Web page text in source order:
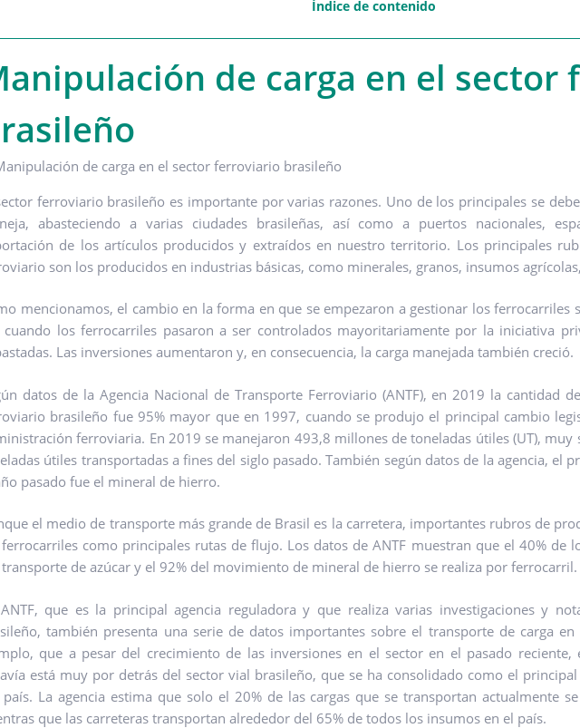
Índice de contenido
de carga en el sector
ferroviario brasileño es importante por varias razones. Uno de los principales se
abasteciendo a varias ciudades brasileñas, así como a puertos nacionales,
de los artículos producidos y extraídos en nuestro territorio. Los principales
son los producidos en industrias básicas, como minerales, granos, insumos
mencionamos, el cambio en la forma en que se empezaron a gestionar los ferrocarriles
cuando los ferrocarriles pasaron a ser controlados mayoritariamente por la iniciativa
Las inversiones aumentaron y, en consecuencia, la carga manejada también creció.
datos de la Agencia Nacional de Transporte Ferroviario (ANTF), en 2019 la cantidad
brasileño fue 95% mayor que en 1997, cuando se produjo el principal cambio
ferroviaria. En 2019 se manejaron 493,8 millones de toneladas útiles (UT),
útiles transportadas a fines del siglo pasado. También según datos de la agencia, el
pasado fue el mineral de hierro.
el medio de transporte más grande de Brasil es la carretera, importantes rubros de
como principales rutas de flujo. Los datos de ANTF muestran que el 40% de
de azúcar y el 92% del movimiento de mineral de hierro se realiza por ferrocarril.
que es la principal agencia reguladora y que realiza varias investigaciones y
también presenta una serie de datos importantes sobre el transporte de carga
que a pesar del crecimiento de las inversiones en el sector en el pasado
está muy por detrás del sector vial brasileño, que se ha consolidado como el
país. La agencia estima que solo el 20% de las cargas que se transportan actualmente
que las carreteras transportan alrededor del 65% de todos los insumos en el país.